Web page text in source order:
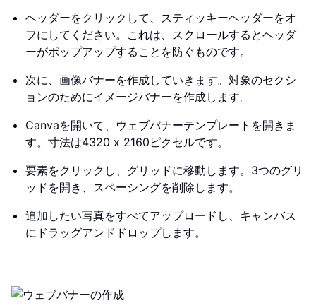
ヘッダーをクリックして、スティッキーヘッダーをオ
フにしてください。これは、スクロールするとヘッダ
ーがポップアップすることを防ぐものです。
次に、画像バナーを作成していきます。対象のセクシ
ョンのためにイメージバナーを作成します。
Canvaを開いて、ウェブバナーテンプレートを開きま
す。寸法は4320 x 2160ピクセルです。
要素をクリックし、グリッドに移動します。3つのグリ
ッドを開き、スペーシングを削除します。
追加したい写真をすべてアップロードし、キャンバス
にドラッグアンドドロップします。